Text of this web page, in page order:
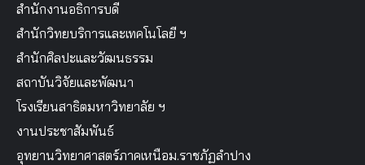
สำนักงานอธิการบดี
สำนักวิทยบริการและเทคโนโลยี ฯ
สำนักศิลปะและวัฒนธรรม
สถาบันวิจัยและพัฒนา
โรงเรียนสาธิตมหาวิทยาลัย ฯ
งานประชาสัมพันธ์
อุทยานวิทยาศาสตร์ภาคเหนือม.ราชภัฏลำปาง